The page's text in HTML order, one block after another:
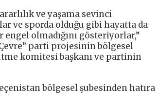
ve yaşama sevinci
ve sporda olduğu gibi hayatta da
olmadığını gösteriyorlar,”
parti projesinin bölgesel
komitesi başkanı ve partinin
bölgesel şubesinden hatıra